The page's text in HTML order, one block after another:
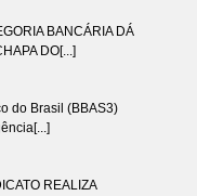
BANCÁRIA DÁ
DO[...]
do Brasil (BBAS3)
REALIZA